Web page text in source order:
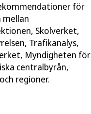
för
mellan
Skolverket,
Trafikanalys,
Myndigheten för
centralbyrån,
regioner.